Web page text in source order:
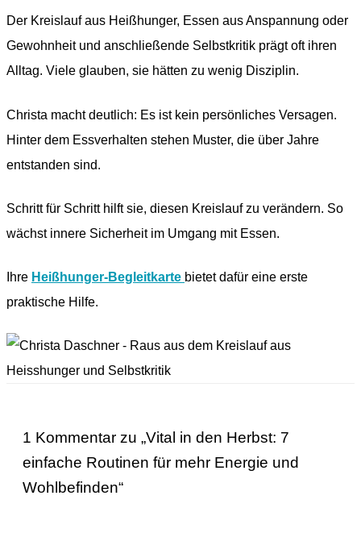
Der Kreislauf aus Heißhunger, Essen aus Anspannung oder
Gewohnheit und anschließende Selbstkritik prägt oft ihren
Alltag. Viele glauben, sie hätten zu wenig Disziplin.
Christa macht deutlich: Es ist kein persönliches Versagen.
Hinter dem Essverhalten stehen Muster, die über Jahre
entstanden sind.
Schritt für Schritt hilft sie, diesen Kreislauf zu verändern. So
wächst innere Sicherheit im Umgang mit Essen.
Ihre Heißhunger-Begleitkarte bietet dafür eine erste
praktische Hilfe.
1 Kommentar zu „Vital in den Herbst: 7
einfache Routinen für mehr Energie und
Wohlbefinden“